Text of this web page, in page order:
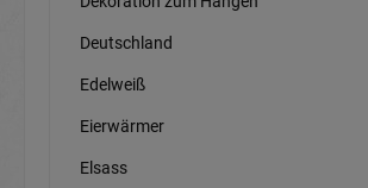
Deutschland
Edelweiß
Eierwärmer
Elsass